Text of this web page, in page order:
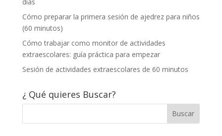
Cómo preparar la primera sesión de ajedrez para niños
(60 minutos)
Cómo trabajar como monitor de actividades
extraescolares: guía práctica para empezar
Sesión de actividades extraescolares de 60 minutos
¿ Qué quieres Buscar?